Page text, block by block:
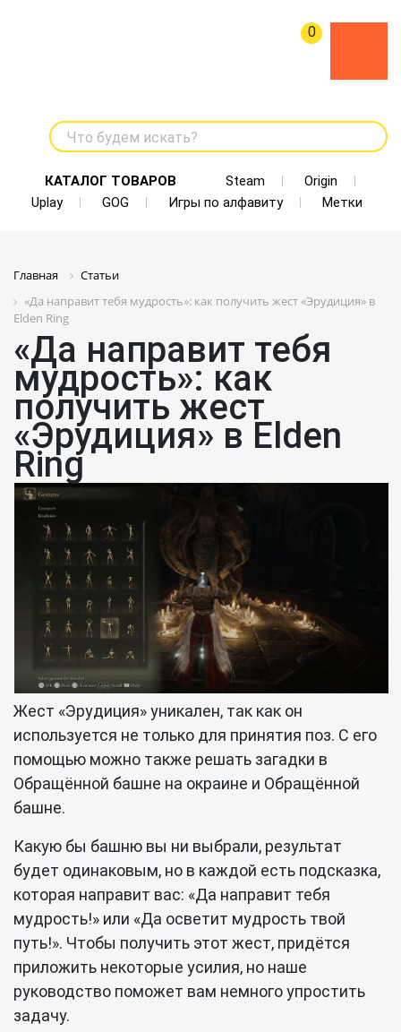
0
Что будем искать?
КАТАЛОГ ТОВАРОВ Steam
Origin
Uplay
GOG Игры по алфавиту Метки
Главная
Статьи
«Да направит тебя мудрость»: как получить жест «Эрудиция» в
Elden Ring
«Да направит тебя
мудрость»: как
получить жест
«Эрудиция» в Elden
Ring
Жест «Эрудиция» уникален, так как он
используется не только для принятия поз. С его
помощью можно также решать загадки в
Обращённой башне на окраине и Обращённой
башне.
Какую бы башню вы ни выбрали, результат
будет одинаковым, но в каждой есть подсказка,
которая направит вас: «Да направит тебя
мудрость!» или «Да осветит мудрость твой
путь!». Чтобы получить этот жест, придётся
приложить некоторые усилия, но наше
руководство поможет вам немного упростить
задачу.